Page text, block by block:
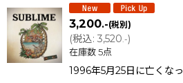
3,200.-(税別)
(税込: 3,520.-)
在庫数 5点
1996年5月25日に亡く